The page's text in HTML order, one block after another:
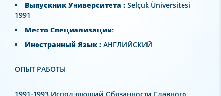
Выпускник Университета : Selçuk Üniversitesi
1991
Место Специализации:
Иностранный Язык : АНГЛИЙСКИЙ
ОПЫТ РАБОТЫ
1991-1993 Исполняющий Обязанности Главного